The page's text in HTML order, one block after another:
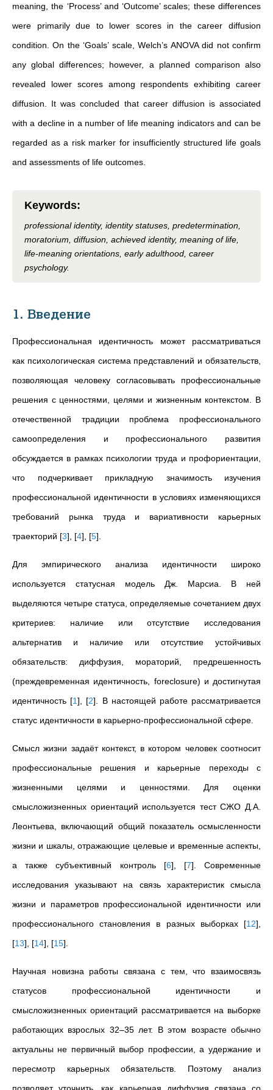
meaning, the ‘Process’ and ‘Outcome’ scales; these differences
were primarily due to lower scores in the career diffusion
condition. On the ‘Goals’ scale, Welch’s ANOVA did not confirm
any global differences; however, a planned comparison also
revealed lower scores among respondents exhibiting career
diffusion. It was concluded that career diffusion is associated
with a decline in a number of life meaning indicators and can be
regarded as a risk marker for insufficiently structured life goals
and assessments of life outcomes.
Keywords:
professional identity, identity statuses, predetermination,
moratorium, diffusion, achieved identity, meaning of life,
life-meaning orientations, early adulthood, career
psychology.
1. Введение
Профессиональная идентичность может рассматриваться
как психологическая система представлений и обязательств,
позволяющая человеку согласовывать профессиональные
решения с ценностями, целями и жизненным контекстом. В
отечественной традиции проблема профессионального
самоопределения и профессионального развития
обсуждается в рамках психологии труда и профориентации,
что подчеркивает прикладную значимость изучения
профессиональной идентичности в условиях изменяющихся
требований рынка труда и вариативности карьерных
траекторий [3] [4] [5]
Для эмпирического анализа идентичности широко
используется статусная модель Дж. Марсиа. В ней
выделяются четыре статуса, определяемые сочетанием двух
критериев: наличие или отсутствие исследования
альтернатив и наличие или отсутствие устойчивых
обязательств: диффузия, мораторий, предрешенность
(преждевременная идентичность, foreclosure) и достигнутая
идентичность [1] [2] . В настоящей работе рассматривается
статус идентичности в карьерно-профессиональной сфере.
Смысл жизни задаёт контекст, в котором человек соотносит
профессиональные решения и карьерные переходы с
жизненными целями и ценностями
Для оценки
смысложизненных ориентаций используется тест СЖО Д.А.
Леонтьева, включающий общий показатель осмысленности
жизни и шкалы, отражающие целевые и временные аспекты,
а также субъективный контроль [6] [7] . Современные
исследования указывают на связь характеристик смысла
жизни и параметров профессиональной идентичности или
профессионального становления в разных выборках [12]
[13] [14] [15]
Научная новизна работы связана с тем, что взаимосвязь
статусов профессиональной идентичности и
смысложизненных ориентаций рассматривается на выборке
работающих взрослых 32–35 лет. В этом возрасте обычно
актуальны не первичный выбор профессии, а удержание и
пересмотр карьерных обязательств. Поэтому анализ